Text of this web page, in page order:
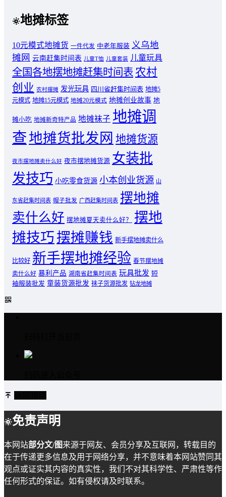
地摊标签
10元模式地摊货 一件代发 中老年服装 义乌地
摊网 云南赶集时间表 儿童T恤 儿童套装 儿童玩具
全国各地摆地摊赶集时间表 农村
创业 农村摆摊 发光玩具 四川省赶集时间表 地摊5
元模式 地摊15元模式 地摊20元模式 地摊创业故事 地
摊小吃 地摊新奇特产品 地摊袜子 地摊调
查地摊货批发网 地摊货源
夜市摆地摊卖什么好 夜市摆地摊货源 女装批
发技巧 小吃零食货源 小本创业货源 山
东省赶集时间表 帽子批发 广西赶集时间表 摆地摊
卖什么好 摆地摊夏天卖什么好？
摆地
摊技巧摆摊赚钱 新手摆地摊卖什么
比较好 新手摆地摊经验 春节摆地摊
卖什么好 暴利产品 湖南省赶集时间表 玩具批发 短
袖服装批发 童装货源批发 袜子货源批发 钻龙地摊
免责声明
本网站部分文/图来源于网友、会员分享及互联网，转载目的
在于传递更多信息及用于网络分享，并不意味着本网站赞同其
观点或证实其内容的真实性，我们不对其科学性、严肃性等作
任何形式的保证。如有侵权请及时联系。